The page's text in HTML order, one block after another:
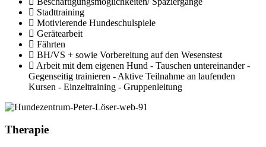
Stadttraining
Motivierende Hundeschulspiele
Gerätearbeit
Fährten
BH/VS + sowie Vorbereitung auf den Wesenstest
Arbeit mit dem eigenen Hund - Tauschen untereinander -
Gegenseitig trainieren - Aktive Teilnahme an laufenden
Kursen - Einzeltraining - Gruppenleitung
Therapie